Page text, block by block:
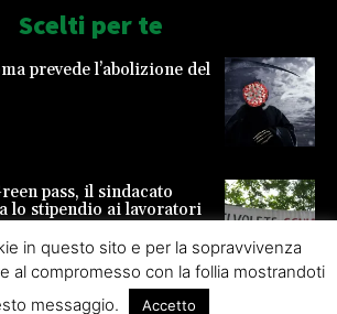
Scelti per te
prevede l’abolizione del
pass, il sindacato
lo stipendio ai lavoratori
in questo sito e per la sopravvivenza
al compromesso con la follia mostrandoti
messaggio.
Accetto